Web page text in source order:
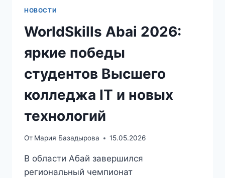
НОВОСТИ
WorldSkills Abai 2026:
яркие победы
студентов Высшего
колледжа IT и новых
технологий
От Мария Базадырова 15.05.2026
В области Абай завершился
региональный чемпионат